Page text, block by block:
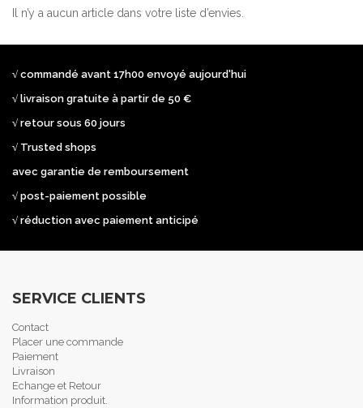
Il n’y a aucun article dans votre liste d’envies.
√ commandé avant 17h00 envoyé aujourd'hui
√ livraison gratuite à partir de 50 €
√ retour sous 60 jours
√ Trusted shops
avec garantie de remboursement
√ post-paiement possible
√ réduction avec paiement anticipé
SERVICE CLIENTS
Contact
Placer une commande
Paiement
Livraison
Echange et Retour
Information produit.